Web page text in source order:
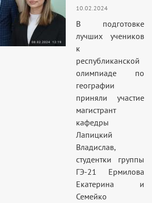
10.02.2024
В подготовке
лучших учеников
к
республиканской
олимпиаде по
географии
приняли участие
магистрант
кафедры
Лапицкий
Владислав,
студентки группы
ГЭ-21 Ермилова
Екатерина и
Семейко